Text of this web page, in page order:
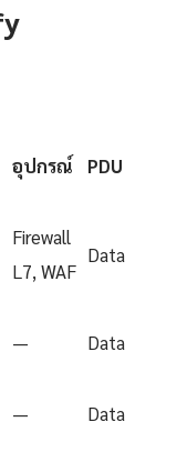
อุปกรณ์ PDU
Firewall
L7, WAF
Data
— Data
— Data